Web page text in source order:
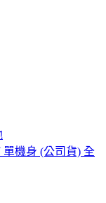
單機身 (公司貨) 全